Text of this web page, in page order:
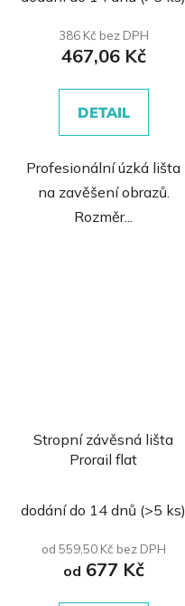
386 Kč bez DPH
467,06 Kč
DETAIL
Profesionální úzká lišta
na zavěšení obrazů.
Rozměr...
Stropní závěsná lišta
Prorail flat
dodání do 14 dnů (>5 ks)
od 559,50 Kč bez DPH
od 677 Kč